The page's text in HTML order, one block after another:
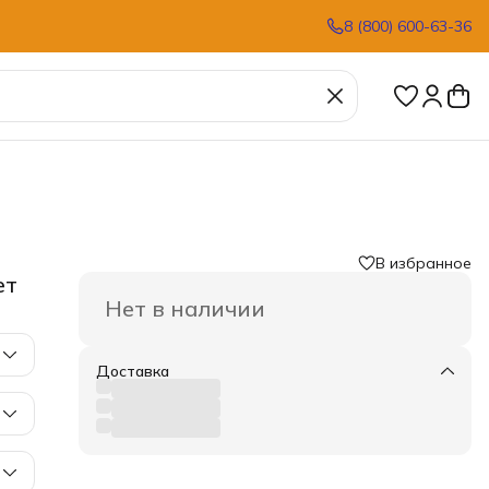
8 (800) 600-63-36
В избранное
Нет в наличии
Доставка